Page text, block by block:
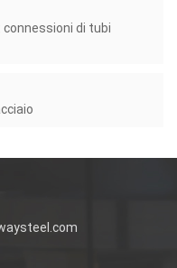
connessioni di tubi